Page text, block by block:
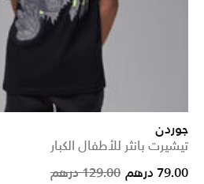
جوردن
تيشيرت بانثر للأطفال الكبار
Price
129.00 درهم to
79.00 درهم